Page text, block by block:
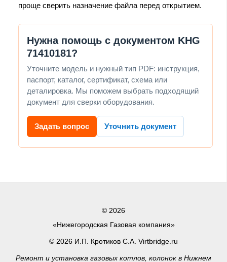
проще сверить назначение файла перед открытием.
Нужна помощь с документом KHG
71410181?
Уточните модель и нужный тип PDF: инструкция,
паспорт, каталог, сертификат, схема или
деталировка. Мы поможем выбрать подходящий
документ для сверки оборудования.
Задать вопрос Уточнить документ
© 2026
«Нижегородская Газовая компания»
© 2026 И.П. Кротиков С.А. Virtbridge.ru
Ремонт и установка газовых котлов, колонок в Нижнем